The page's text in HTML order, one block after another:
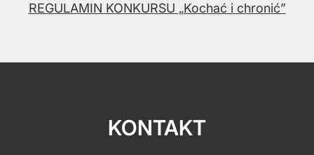
REGULAMIN KONKURSU „Kochać i chronić”
KONTAKT